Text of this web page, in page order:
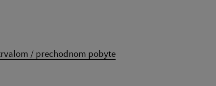
/ prechodnom pobyte